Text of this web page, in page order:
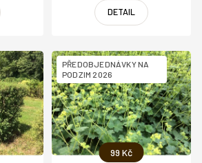
DETAIL
99 Kč
PŘEDOBJEDNÁVKY NA
PODZIM 2026